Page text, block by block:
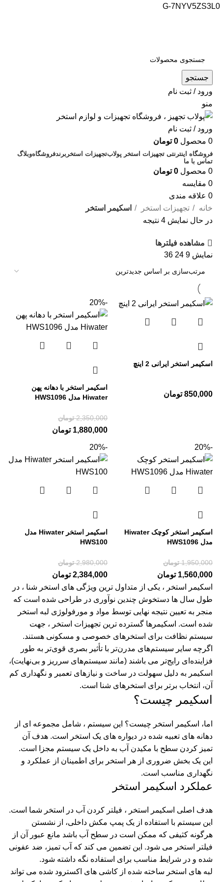
G-7NYV5ZS3L0
جستجو
ورود / ثبت نام
منو
ورود / ثبت نام
0 محصول 0 تومان
فروشگاه اینترنتی تجهیزات استخر پولابتجهیزات استخر برندفروشگاهوبلاگ
تماس با ما
0 محصول 0 تومان
0 مقایسه
0 علاقه مندی
خانه
تجهیزات استخر
اسکیمر استخر
در حال نمایش 4 نتیجه
مشاهده فیلترها
نمایش 9
24
36
اسکیمر استخر ایرانی 2 اینچ
850,000 تومان
-20%
اسکیمر استخر با دهانه پهن
Hiwater مدل HWS1096
2,350,000 تومان
1,880,000 تومان
-20%
اسکیمر استخر کوچک Hiwater
مدل HWS1096
1,950,000 تومان
1,560,000 تومان
-20%
اسکیمر استخر Hiwater مدل
HWS100
2,980,000 تومان
2,384,000 تومان
اسکیمر استخر ، یکی از متداول ترین ویژگی های استخر شنا ، در
طول سال ها دستخوش چندین نوآوری در طراحی شده است که
منجر به تعیین نتیجه نهایی توسط مواد و مورفولوژی لبه استخر
شده است. اسکیمرها گسترده ترین تجهیزات استخر ، جهت
سیستم نظافت برای استخرهای خصوصی و مسکونی هستند.
اگرچه سایر سیستم‌های مدرن‌تر با تأثیر بصری قوی‌تر به طور
فزاینده‌ای رایج‌تر می باشند (مانند سیستم‌های سرریز و بی‌نهایت)،
اسکیمر به دلیل سهولت در ساخت و نیازهای تعمیر و نگهداری کم
آن، انتخاب برتر برای استخرهای شنا است.
اسکیمر چیست؟
اما، اسکیمر استخر چیست؟ این سیستم ، شامل مجموعه ای از
دهانه های تعبیه شده در دیواره های یک استخر است. هدف آن
تمیز کردن سطح با مکیدن آب به داخل یک سیستم مجزا است.
این یک بخش ضروری از هر استخر برای اطمینان از عملکرد و
نگهداری مناسب است.
عملکرد اسکیمر استخر
هدف اصلی اسکیمر استخر ، فیلتر کردن آب در استخر شما است.
این سیستم با استفاده از یک پمپ مکش داخلی، از نشستن
هرگونه کثیفی که ممکن است در سطح آب باشد مانع عبور آن از
فیلتر استخر می شود. این تضمین می کند که آب تمیز، ضد عفونی
شده و در شرایط مناسب برای استفاده نگه داشته شود.
لبه های استخر ساخته شده از کاشی های اکسترود شده می تواند